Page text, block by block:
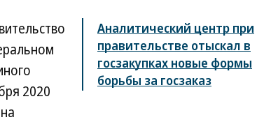
Аналитический центр при
правительстве отыскал в
госзакупках новые формы
борьбы за госзаказ
2020